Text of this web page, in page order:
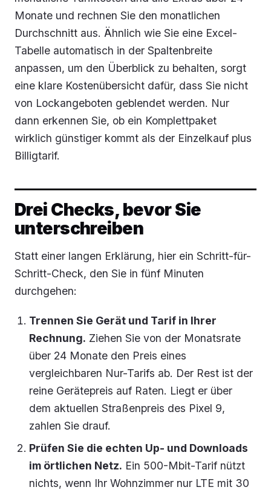
Monate und rechnen Sie den monatlichen
Durchschnitt aus. Ähnlich wie Sie eine Excel-
Tabelle automatisch in der Spaltenbreite
anpassen, um den Überblick zu behalten, sorgt
eine klare Kostenübersicht dafür, dass Sie nicht
von Lockangeboten geblendet werden. Nur
dann erkennen Sie, ob ein Komplettpaket
wirklich günstiger kommt als der Einzelkauf plus
Billigtarif.
Drei Checks, bevor Sie
unterschreiben
Statt einer langen Erklärung, hier ein Schritt-für-
Schritt-Check, den Sie in fünf Minuten
durchgehen:
Trennen Sie Gerät und Tarif in Ihrer
Rechnung. Ziehen Sie von der Monatsrate
über 24 Monate den Preis eines
vergleichbaren Nur-Tarifs ab. Der Rest ist der
reine Gerätepreis auf Raten. Liegt er über
dem aktuellen Straßenpreis des Pixel 9,
zahlen Sie drauf.
Prüfen Sie die echten Up- und Downloads
im örtlichen Netz. Ein 500-Mbit-Tarif nützt
nichts, wenn Ihr Wohnzimmer nur LTE mit 30